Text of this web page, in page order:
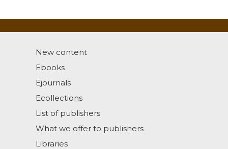
New content
Ebooks
Ejournals
Ecollections
List of publishers
What we offer to publishers
Libraries